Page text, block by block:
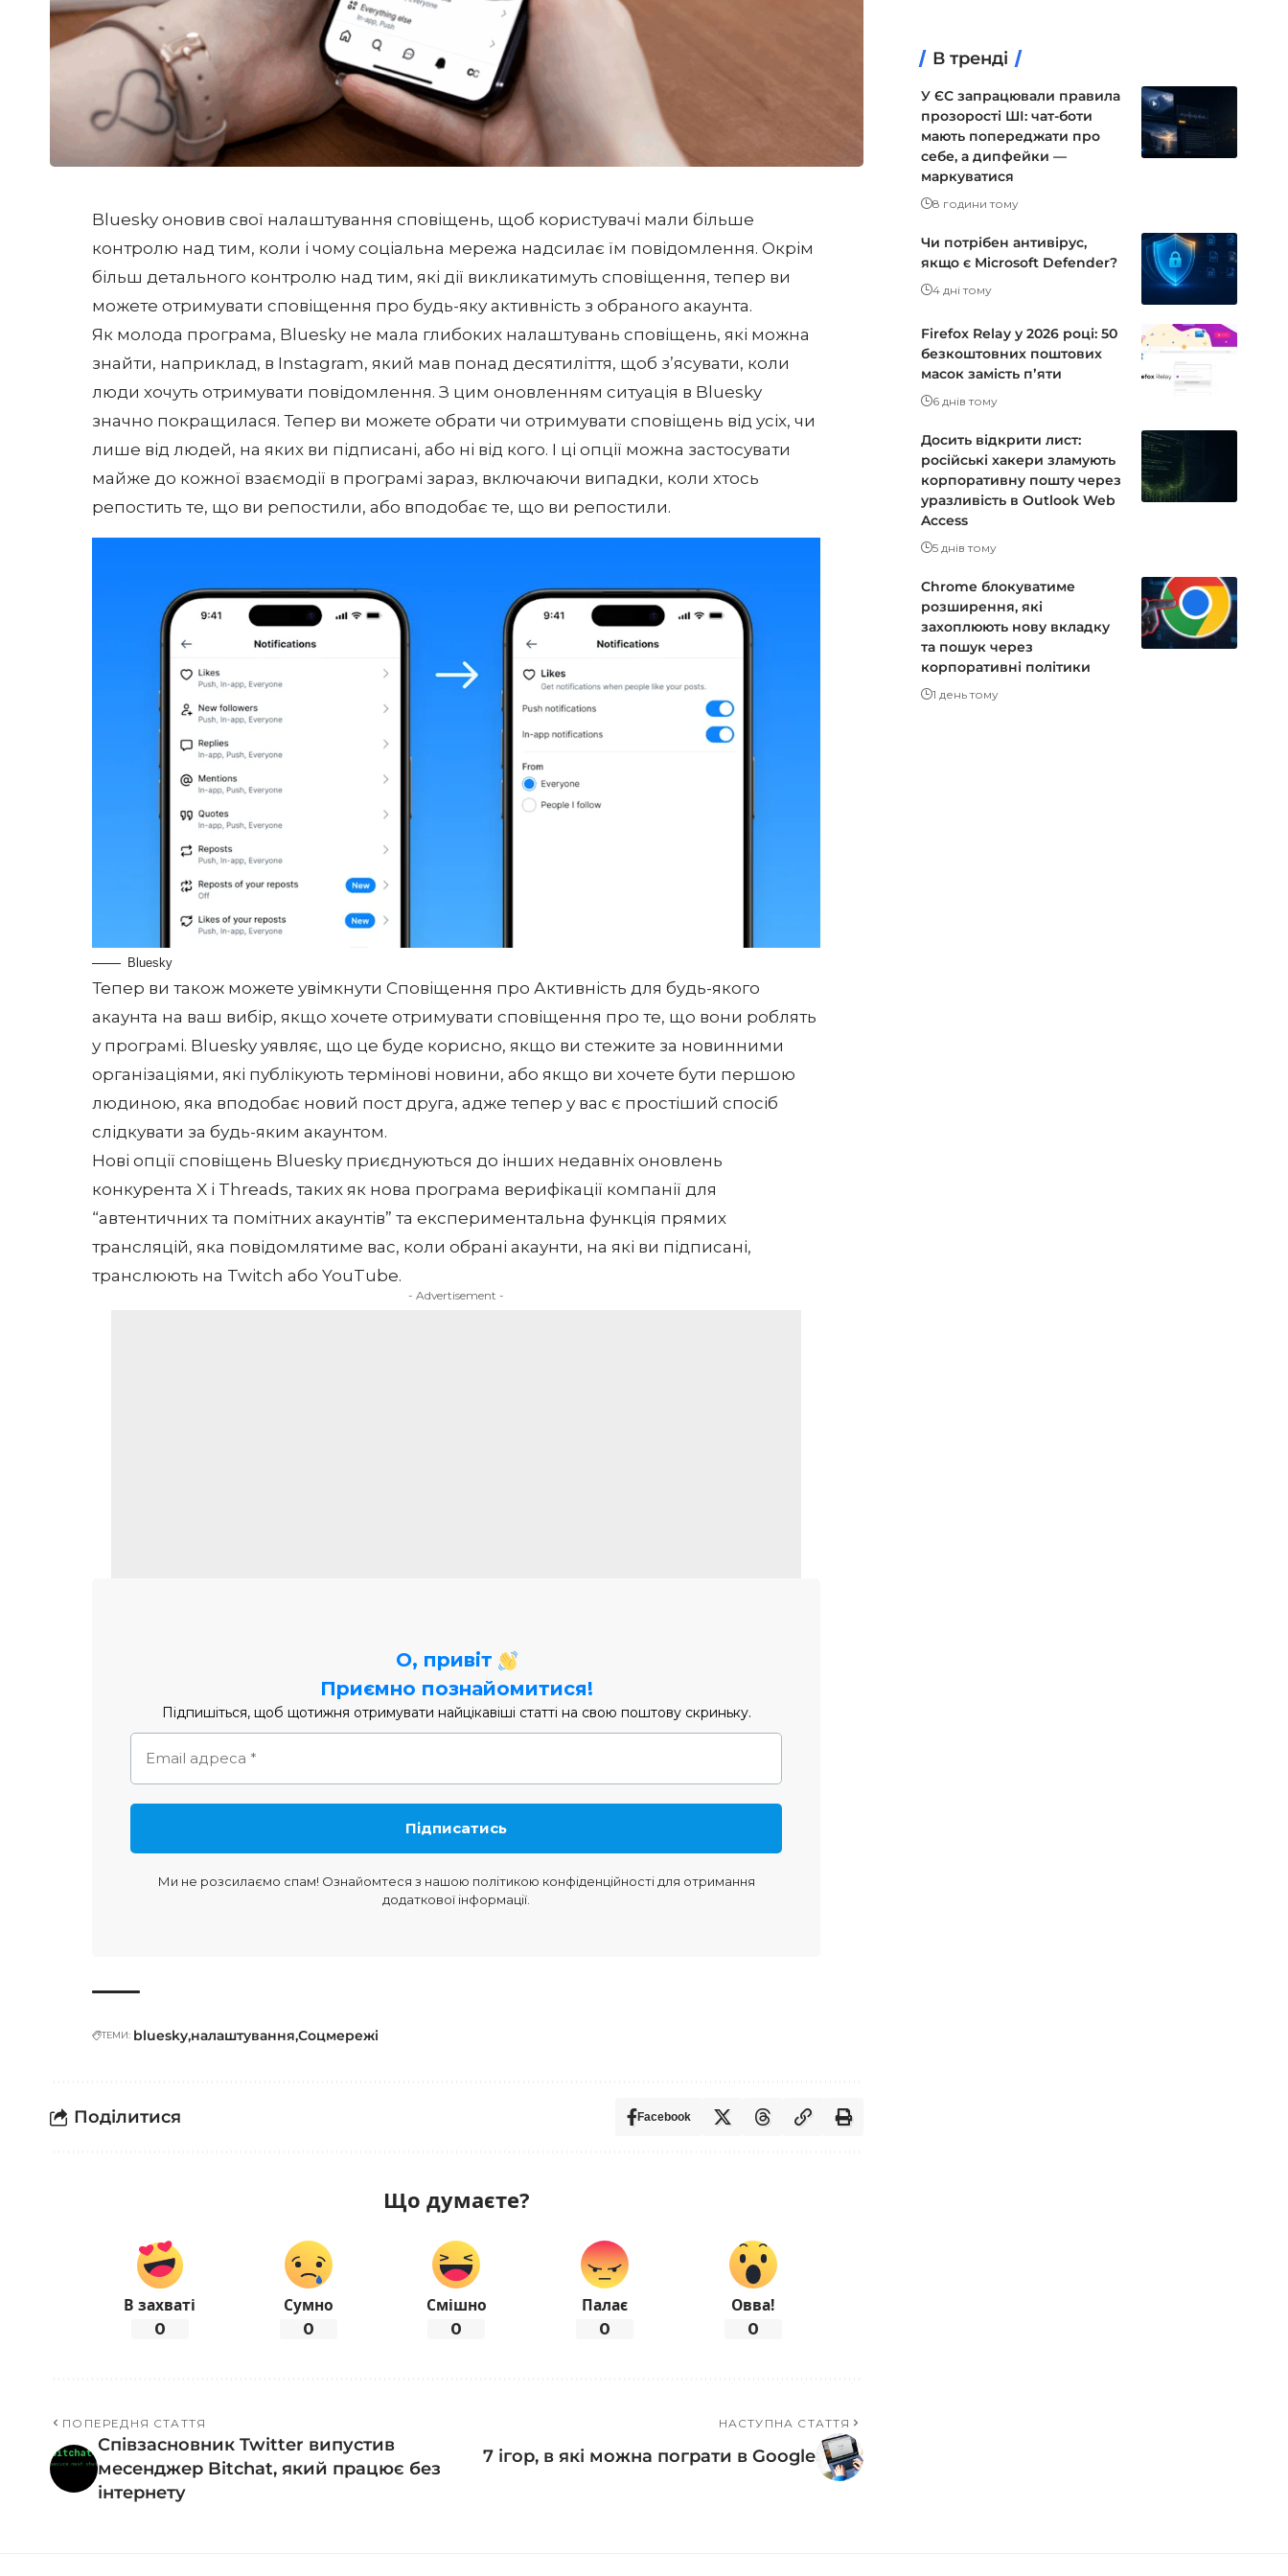
Bluesky оновив свої налаштування сповіщень, щоб користувачі мали більше
контролю над тим, коли і чому соціальна мережа надсилає їм повідомлення. Окрім
більш детального контролю над тим, які дії викликатимуть сповіщення, тепер ви
можете отримувати сповіщення про будь-яку активність з обраного акаунта.
Як молода програма, Bluesky не мала глибоких налаштувань сповіщень, які можна
знайти, наприклад, в Instagram, який мав понад десятиліття, щоб з’ясувати, коли
люди хочуть отримувати повідомлення. З цимоновленням ситуація в Bluesky
значно покращилася. Тепер ви можете обрати чи отримувати сповіщень від усіх, чи
лише від людей, на яких ви підписані, або ні від кого. І ці опції можна застосувати
майже до кожної взаємодії в програмі зараз, включаючи випадки, коли хтось
репостить те, що ви репостили, або вподобає те, що ви репостили.
Bluesky
Тепер ви також можете увімкнути Сповіщення про Активність для будь-якого
акаунта на ваш вибір, якщо хочете отримувати сповіщення про те, що вони роблять
у програмі. Bluesky уявляє, що це буде корисно, якщо ви стежите за новинними
організаціями, які публікують термінові новини, або якщо ви хочете бути першою
людиною, яка вподобає новий пост друга, адже тепер у вас є простіший спосіб
слідкувати за будь-яким акаунтом.
Нові опції сповіщень Bluesky приєднуються до інших недавніх оновлень
конкурента X і Threads, таких як нова програма верифікації компанії для
“автентичних та помітних акаунтів” та експериментальнафункція прямих
трансляцій, яка повідомлятиме вас, коли обрані акаунти, на які ви підписані,
транслюють на Twitch або YouTube.
- Advertisement -
О, привіт
Приємно познайомитися!
Підпишіться, щоб щотижня отримувати найцікавіші статті на свою поштову скриньку.
Ми не розсилаємо спам! Ознайомтеся з нашою політикою конфіденційностідля отримання
додаткової інформації.
ТЕМИ: bluesky налаштуванняСоцмережі
Поділитися Facebook
Що думаєте?
В захваті
0
Сумно
0
Смішно
0
Палає
0
Овва!
0
ПОПЕРЕДНЯ СТАТТЯ
Співзасновник Twitter випустив
месенджер Bitchat, який працює без
інтернету
НАСТУПНА СТАТТЯ
7 ігор, в які можна пограти в Google
В тренді
У ЄС запрацювали правила
прозорості ШІ: чат-боти
мають попереджати про
себе, а дипфейки —
маркуватися
8 години тому
Чи потрібен антивірус,
якщо є Microsoft Defender?
4 дні тому
Firefox Relay у 2026 році: 50
безкоштовних поштових
масок замість пʼяти
6 днів тому
Досить відкрити лист:
російські хакери зламують
корпоративну пошту через
уразливість в Outlook Web
Access
5 днів тому
Chrome блокуватиме
розширення, які
захоплюють нову вкладку
та пошук через
корпоративні політики
1 день тому